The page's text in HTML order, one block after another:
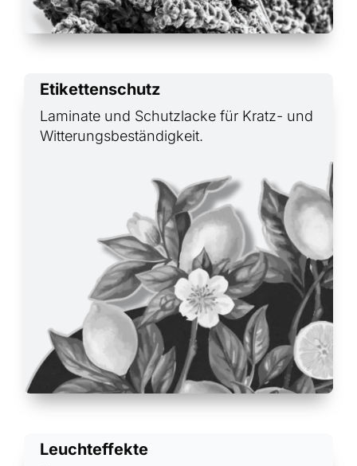
Etikettenschutz
Laminate und Schutzlacke für Kratz- und
Witterungsbeständigkeit.
Leuchteffekte